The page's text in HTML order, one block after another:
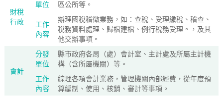
財稅
行政
單位
區公所等。
工作
內容
辦理國稅稽徴業務，如：查稅、受理繳稅、稽查、
稅務資料處理、歸檔建檔、例行稅務受理。，及其
他交辦事項。
會計
分發
單位
縣市政府各局（處）會計室、主計處及所屬主計機
構（含所屬機關）等。
工作
內容
綜理各項會計業務，管理機關內部經費，從年度預
算編制、使用、核銷、審計等事項。